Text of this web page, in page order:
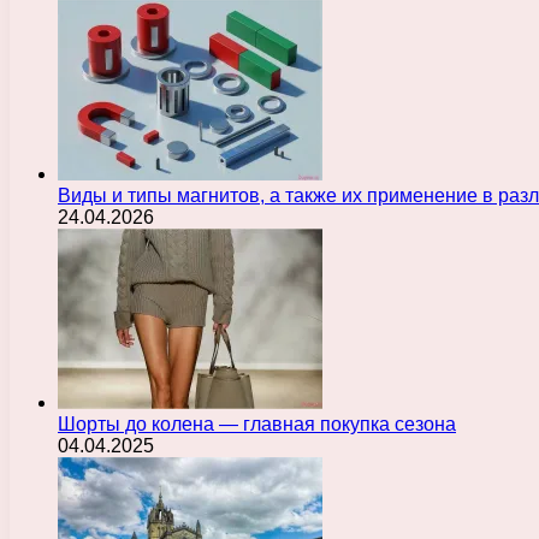
Виды и типы магнитов, а также их применение в
24.04.2026
Шорты до колена — главная покупка сезона
04.04.2025